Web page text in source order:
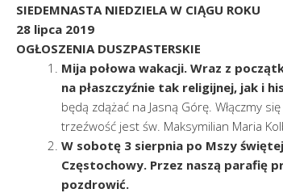
SIEDEMNASTA NIEDZIELA W CIĄGU ROKU
28 lipca 2019
OGŁOSZENIA DUSZPASTERSKIE
Mija połowa wakacji. Wraz z
na płaszczyźnie tak religijnej, jak i
będą zdążać na Jasną Górę. Włączmy
trzeźwość jest św. Maksymilian Maria
W sobotę 3 sierpnia po Mszy
Częstochowy. Przez naszą parafię
pozdrowić.